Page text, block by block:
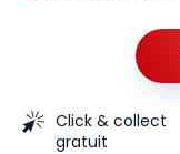
Click & collect
gratuit